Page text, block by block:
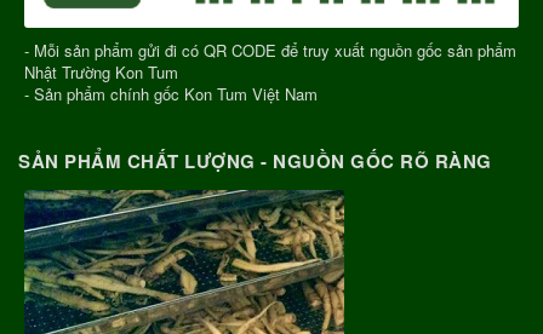
- Mỗi sản phẩm gửi đi có QR CODE để truy xuất nguồn gốc sản phẩm
Nhật Trường Kon Tum
- Sản phẩm chính gốc Kon Tum Việt Nam
SẢN PHẨM CHẤT LƯỢNG - NGUỒN GỐC RÕ RÀNG